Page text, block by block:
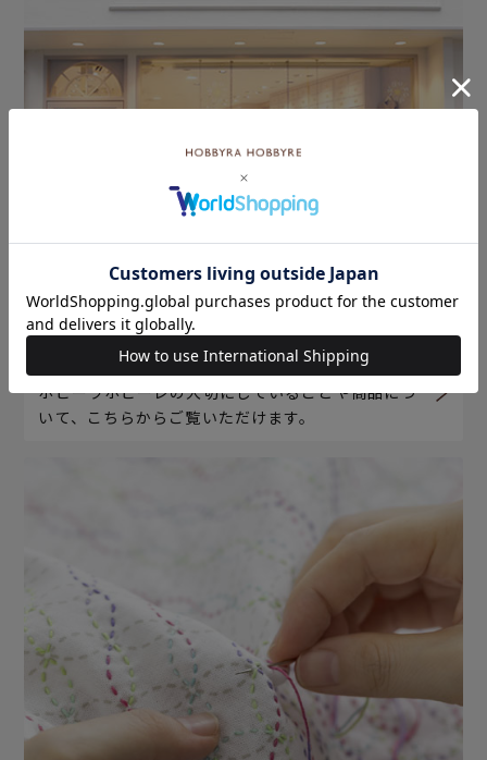
ホビーラホビーレについて
ホビーラホビーレの大切にしていることや商品につ
いて、こちらからご覧いただけます。